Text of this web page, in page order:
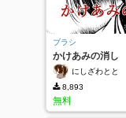
ブラシ
かけあみの消し
にしざわとと
8,893
無料